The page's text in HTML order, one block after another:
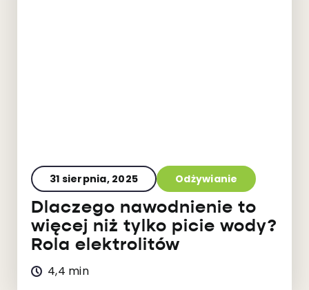
31 sierpnia, 2025 Odżywianie
Dlaczego nawodnienie to
więcej niż tylko picie wody?
Rola elektrolitów
4,4 min